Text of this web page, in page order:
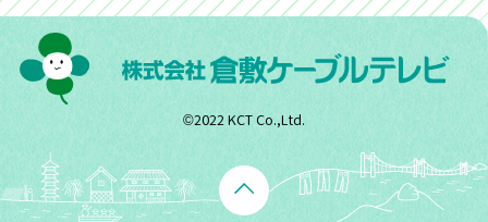
©︎2022 KCT Co.,Ltd.